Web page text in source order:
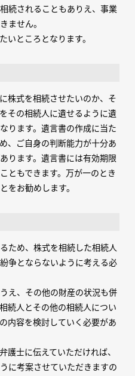
続されることもありえ、事業
ません。
いところとなります。
株式を相続させたいのか、そ
その相続人に遺せるように遺
ります。遺言書の作成に当た
、ご自身の判断能力が十分あ
ります。遺言書には有効期限
ともできます。万が一のとき
をお勧めします。
ため、株式を相続した相続人
争とならないように考える必
え、その他の財産の状況も併
続人とその他の相続人につい
内容を検討していく必要があ
護士に伝えていただければ、
に考案させていただきますの